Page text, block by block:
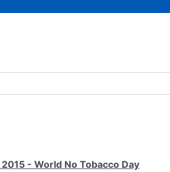
2015 - World No Tobacco Day